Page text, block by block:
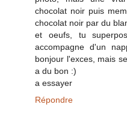
chocolat noir puis
chocolat noir par du
et oeufs, tu
accompagne d'un
bonjour l'exces, mais
a du bon :)
a essayer
Répondre